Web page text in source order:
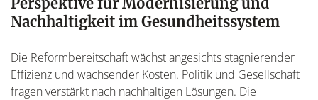
Nachhaltigkeit im Gesundheitssystem
Die Reformbereitschaft wächst angesichts stagnierender
Effizienz und wachsender Kosten. Politik und Gesellschaft
fragen verstärkt nach nachhaltigen Lösungen. Die